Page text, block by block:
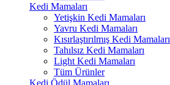
Kedi Mamaları
Yetişkin Kedi Mamaları
Yavru Kedi Mamaları
Kısırlaştırılmış Kedi Mamaları
Tahılsız Kedi Mamaları
Light Kedi Mamaları
Tüm Ürünler
Kedi Ödül Mamaları